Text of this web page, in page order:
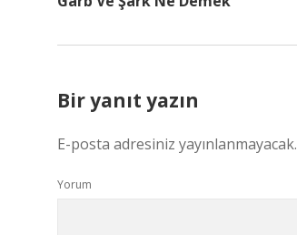
Bir yanıt yazın
E-posta adresiniz yayınlanmayacak.
Yorum